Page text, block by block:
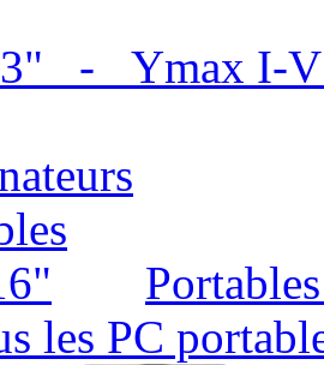
- Ymax I-
les PC